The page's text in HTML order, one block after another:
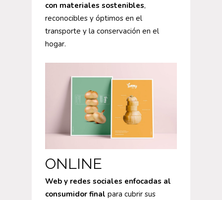
con materiales sostenibles,
reconocibles y óptimos en el
transporte y la conservación en el
hogar.
ONLINE
Web y redes sociales enfocadas al
consumidor final para cubrir sus